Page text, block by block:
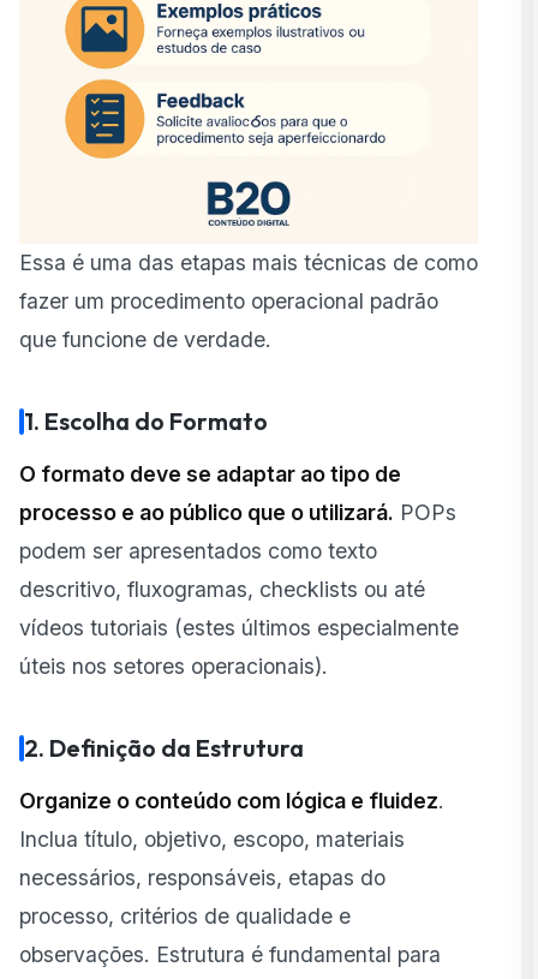
Essa é uma das etapas mais técnicas de como
fazer um procedimento operacional padrão
que funcione de verdade.
1. Escolha do Formato
O formato deve se adaptar ao tipo de
processo e ao público que o utilizará. POPs
podem ser apresentados como texto
descritivo, fluxogramas, checklists ou até
vídeos tutoriais (estes últimos especialmente
úteis nos setores operacionais).
2. Definição da Estrutura
Organize o conteúdo com lógica e fluidez.
Inclua título, objetivo, escopo, materiais
necessários, responsáveis, etapas do
processo, critérios de qualidade e
observações. Estrutura é fundamental para